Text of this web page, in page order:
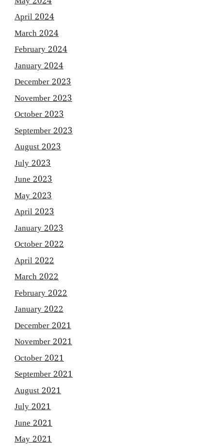
April 2024
March 2024
February 2024
January 2024
December 2023
November 2023
October 2023
September 2023
August 2023
July 2023
June 2023
May 2023
April 2023
January 2023
October 2022
April 2022
March 2022
February 2022
January 2022
December 2021
November 2021
October 2021
September 2021
August 2021
July 2021
June 2021
May 2021